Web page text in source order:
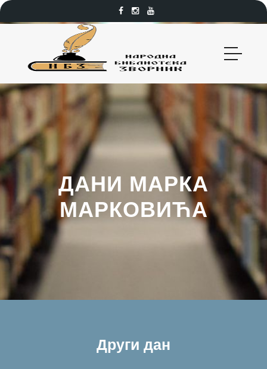
ДАНИ МАРКА
МАРКОВИЋА
Други дан